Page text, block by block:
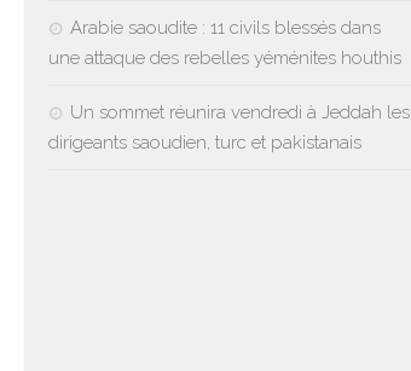
Arabie saoudite : 11 civils blessés dans
une attaque des rebelles yéménites houthis
Un sommet réunira vendredi à Jeddah les
dirigeants saoudien, turc et pakistanais